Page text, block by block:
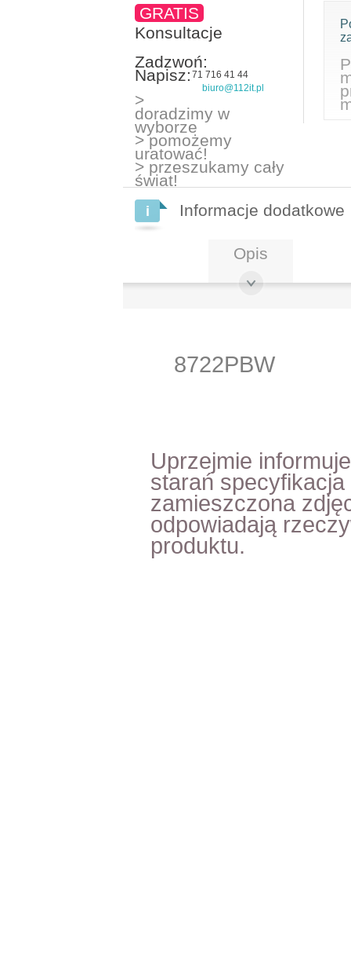
GRATIS
Konsultacje
Zadzwoń:
71 716 41 44
Napisz:
biuro@112it.pl
>
doradzimy w
wyborze
> pomożemy
uratować!
> przeszukamy cały
świat!
Informacje dodatkowe
Opis
8722PBW
Uprzejmie
starań
zamieszczona
odpowiadają
produktu.